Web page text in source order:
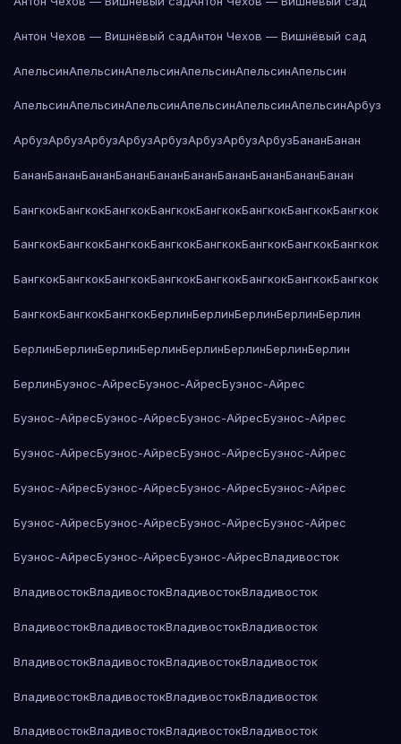
Антон Чехов — Вишнёвый садАнтон Чехов — Вишнёвый сад
АпельсинАпельсинАпельсинАпельсинАпельсинАпельсин
АпельсинАпельсинАпельсинАпельсинАпельсинАпельсинАрбуз
АрбузАрбузАрбузАрбузАрбузАрбузАрбузАрбузБананБанан
БананБананБананБананБананБананБананБананБананБанан
БангкокБангкокБангкокБангкокБангкокБангкокБангкокБангкок
БангкокБангкокБангкокБангкокБангкокБангкокБангкокБангкок
БангкокБангкокБангкокБангкокБангкокБангкокБангкокБангкок
БангкокБангкокБангкокБерлинБерлинБерлинБерлинБерлин
БерлинБерлинБерлинБерлинБерлинБерлинБерлинБерлин
БерлинБуэнос-АйресБуэнос-АйресБуэнос-Айрес
Буэнос-АйресБуэнос-АйресБуэнос-АйресБуэнос-Айрес
Буэнос-АйресБуэнос-АйресБуэнос-АйресБуэнос-Айрес
Буэнос-АйресБуэнос-АйресБуэнос-АйресБуэнос-Айрес
Буэнос-АйресБуэнос-АйресБуэнос-АйресБуэнос-Айрес
Буэнос-АйресБуэнос-АйресБуэнос-АйресВладивосток
ВладивостокВладивостокВладивостокВладивосток
ВладивостокВладивостокВладивостокВладивосток
ВладивостокВладивостокВладивостокВладивосток
ВладивостокВладивостокВладивостокВладивосток
ВладивостокВладивостокВладивостокВладивосток